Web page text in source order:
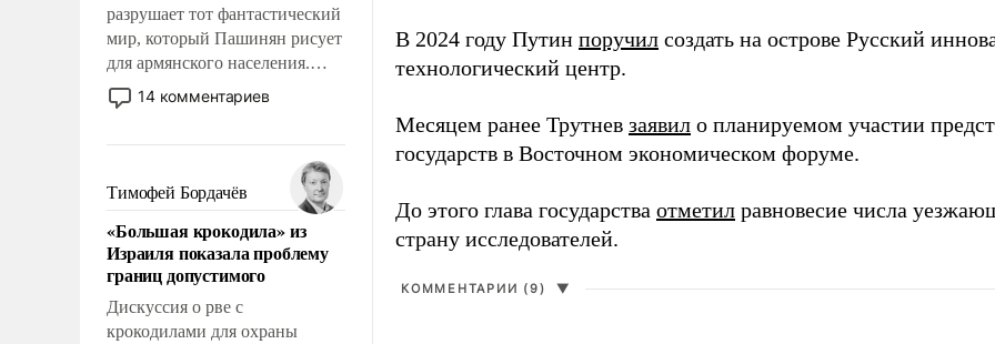
разрушает тот фантастический
мир, который Пашинян рисует
для армянского населения.
Мир, где политические
прожекты будут безусловно
налогоплательщиков и где
Еревану за свои поступки не
нужно отвечать.
14 комментариев
Тимофей Бордачёв
«Большая крокодила» из
Израиля показала проблему
границ допустимого
Дискуссия о рве с
крокодилами для охраны
В 2024 году Путин поручил создать на острове Русский
технологический центр.
Месяцем ранее Трутнев заявил о планируемом участии
государств в Восточном экономическом форуме.
До этого глава государства отметил равновесие числа
страну исследователей.
КОММЕНТАРИИ (9) ▼